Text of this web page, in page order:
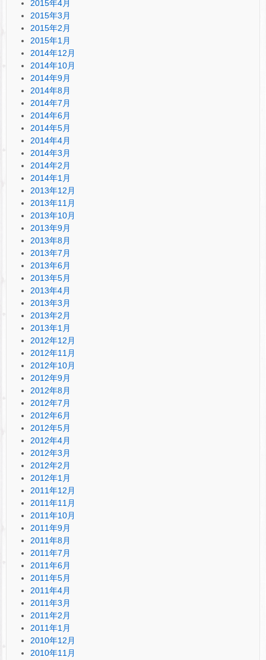
2015年4月
2015年3月
2015年2月
2015年1月
2014年12月
2014年10月
2014年9月
2014年8月
2014年7月
2014年6月
2014年5月
2014年4月
2014年3月
2014年2月
2014年1月
2013年12月
2013年11月
2013年10月
2013年9月
2013年8月
2013年7月
2013年6月
2013年5月
2013年4月
2013年3月
2013年2月
2013年1月
2012年12月
2012年11月
2012年10月
2012年9月
2012年8月
2012年7月
2012年6月
2012年5月
2012年4月
2012年3月
2012年2月
2012年1月
2011年12月
2011年11月
2011年10月
2011年9月
2011年8月
2011年7月
2011年6月
2011年5月
2011年4月
2011年3月
2011年2月
2011年1月
2010年12月
2010年11月